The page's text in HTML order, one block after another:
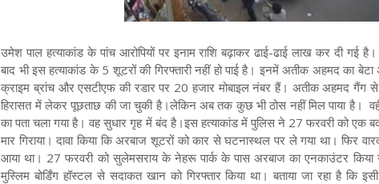
उमेश पाल हत्याकांड के पांच आरोपियों पर इनाम राशि बढ़ाकर ढाई-ढाई लाख कर दी गई
बाद भी इस हत्याकांड के 5 शूटरों की गिरफ्तारी नहीं हो पाई है। इनमें अतीक अहमद का
क्राइम ब्रांच और एसटीएफ की रडार पर 20 हजार मोबाइल नंबर हैं। अतीक अहमद
हिरासत में लेकर पूछताछ की जा चुकी है।लेकिन अब तक कुछ भी ठोस नहीं मिल पाया है।
का पता चला गया है। वह सुधार गृह में बंद है।इस हत्याकांड में पुलिस ने 27 फरवरी को एक
मार गिराया। दावा किया कि अरबाज शूटरों को कार से घटनास्थल पर ले गया था। फिर
आया था। 27 फरवरी को सुलेमसराय के नेहरू पार्क के पास अरबाज का एनकाउंटर किया
मुस्लिम बोर्डिंग हॉस्टल से सदाकत खान को गिरफ्तार किया था। बताया जा रहा है कि